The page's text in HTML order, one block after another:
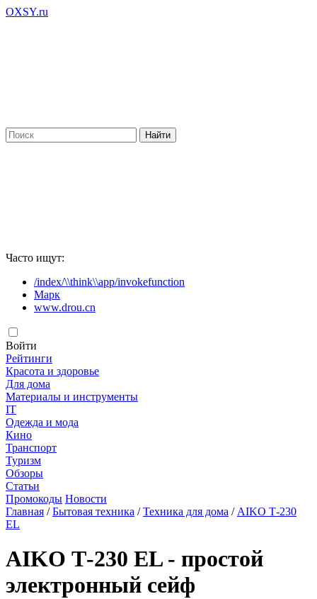
OXSY.ru
Часто ищут:
/index/\\think\\app/invokefunction
Марк
www.drou.cn
Войти
Рейтинги
Красота и здоровье
Для дома
Материалы и инструменты
IT
Одежда и мода
Кино
Транспорт
Туризм
Обзоры
Статьи
Промокоды Новости
Главная /Бытовая техника /Техника для дома / AIKO Т-230
EL
AIKO Т-230 EL - простой
электронный сейф